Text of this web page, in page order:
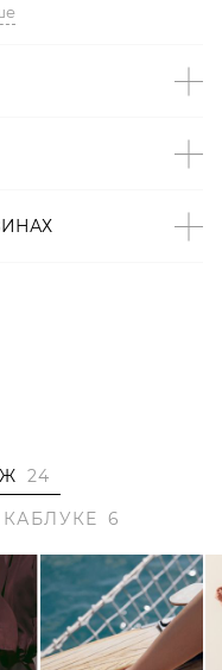
заказу и под
24
6